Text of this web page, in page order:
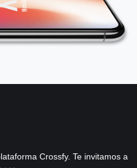
Crossfy. Te invitamos a